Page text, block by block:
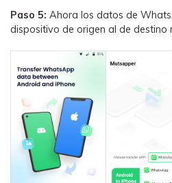
Paso 5: Ahora los datos de
dispositivo de origen al de destino